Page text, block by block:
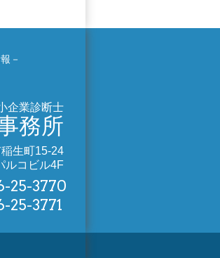
企業診断士
務所
生町15-24
ルコビル4F
25-3770
25-3771